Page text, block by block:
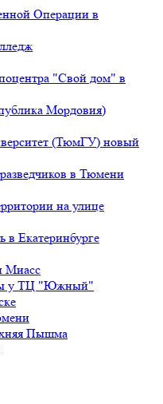
Операции в
"Свой дом" в
Мордовия)
(ТюмГУ) новый
в Тюмени
на улице
в Екатеринбурге
Миасс
у ТЦ "Южный"
Пышма